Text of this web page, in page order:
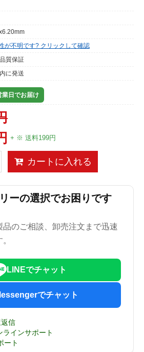
が不明です? クリックして確認
質保証
に発送
業日でお届け
+ ※ 送料199円
カートに入れる
ーの選択でお困りです
品のご相談、卸売注文まで迅速
LINEでチャット
でチャット
信
インサポート
ート